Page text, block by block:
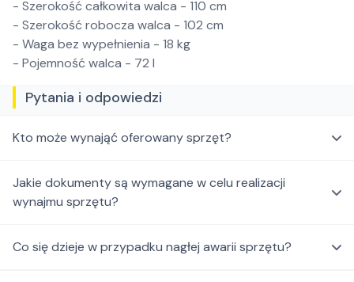
- Szerokość całkowita walca - 110 cm
- Szerokość robocza walca - 102 cm
- Waga bez wypełnienia - 18 kg
- Pojemność walca - 72 l
Pytania i odpowiedzi
Kto może wynająć oferowany sprzęt?
Jakie dokumenty są wymagane w celu realizacji
wynajmu sprzętu?
Co się dzieje w przypadku nagłej awarii sprzętu?